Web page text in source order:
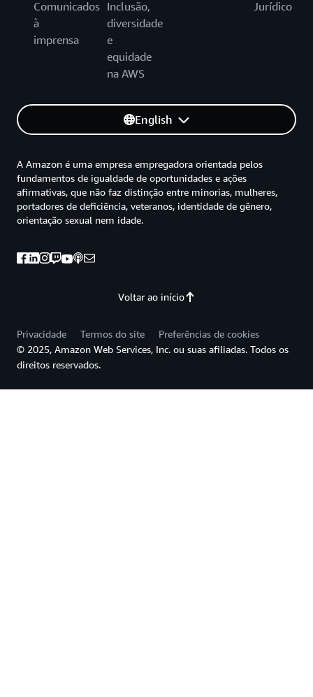
Comunicados
à
imprensa
Inclusão,
diversidade
e
equidade
na AWS
Jurídico
English
Voltar ao início
A Amazon é uma empresa empregadora orientada pelos
fundamentos de igualdade de oportunidades e ações
afirmativas, que não faz distinção entre minorias, mulheres,
portadores de deficiência, veteranos, identidade de gênero,
orientação sexual nem idade.
Privacidade Termos do site
Preferências de cookies
© 2025, Amazon Web Services, Inc. ou suas afiliadas. Todos os
direitos reservados.